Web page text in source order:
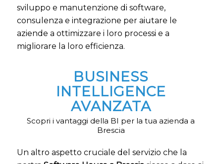
sviluppo e manutenzione di software,
consulenza e integrazione per aiutare le
aziende a ottimizzare i loro processi e a
migliorare la loro efficienza.
BUSINESS
INTELLIGENCE
AVANZATA
Scopri i vantaggi della BI per la tua azienda a
Brescia
Un altro aspetto cruciale del servizio che la